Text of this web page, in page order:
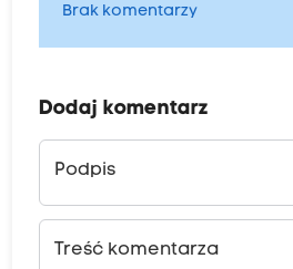
Brak komentarzy
Dodaj komentarz
Podpis
Treść komentarza